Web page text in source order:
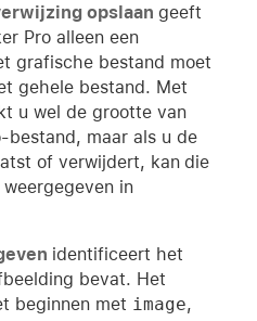
opslaan geeft
Pro alleen een
grafische bestand moet
gehele bestand. Met
u wel de grootte van
bestand, maar als u de
of verwijdert, kan die
in
identificeert het
bevat. Het
beginnen met image,